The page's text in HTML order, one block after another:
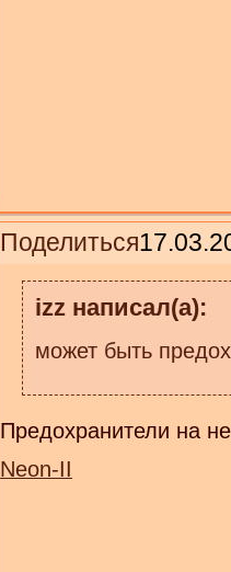
Поделиться
izz написал(а):
может быть
Предохранители на
Neon-II